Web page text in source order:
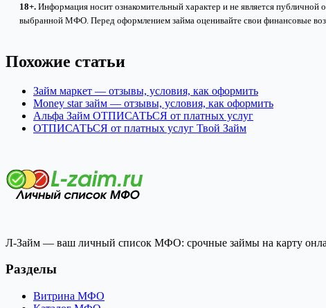
18+. Информация носит ознакомительный характер и не является
выбранной МФО. Перед оформлением займа оценивайте свои финансовые
Похожие статьи
Займ маркет — отзывы, условия, как оформить
Money star займ — отзывы, условия, как оформить
Альфа Займ ОТПИСАТЬСЯ от платных услуг
ОТПИСАТЬСЯ от платных услуг Твой Займ
Л-Займ — ваш личный список МФО: срочные займы на карту
Разделы
Витрина МФО